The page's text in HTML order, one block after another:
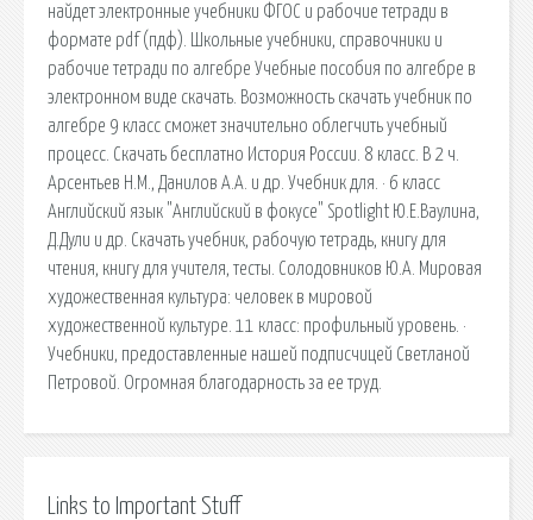
найдет электронные учебники ФГОС и рабочие тетради в
формате pdf (пдф). Школьные учебники, справочники и
рабочие тетради по алгебре Учебные пособия по алгебре в
электронном виде скачать. Возможность скачать учебник по
алгебре 9 класс сможет значительно облегчить учебный
процесс. Скачать бесплатно История России. 8 класс. В 2 ч.
Арсентьев Н.М., Данилов А.А. и др. Учебник для. · 6 класс
Английский язык "Английский в фокусе" Spotlight Ю.Е.Ваулина,
Д.Дули и др. Скачать учебник, рабочую тетрадь, книгу для
чтения, книгу для учителя, тесты. Солодовников Ю.А. Мировая
художественная культура: человек в мировой
художественной культуре. 11 класс: профильный уровень. ·
Учебники, предоставленные нашей подписчицей Светланой
Петровой. Огромная благодарность за ее труд.
Links to Important Stuff